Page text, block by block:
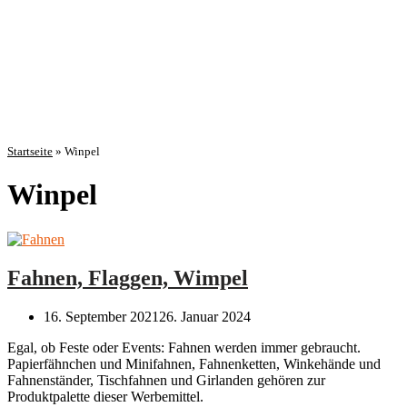
Startseite » Winpel
Winpel
Fahnen, Flaggen, Wimpel
16. September 2021 26. Januar 2024
Egal, ob Feste oder Events: Fahnen werden immer gebraucht.
Papierfähnchen und Minifahnen, Fahnenketten, Winkehände und
Fahnenständer, Tischfahnen und Girlanden gehören zur
Produktpalette dieser Werbemittel.